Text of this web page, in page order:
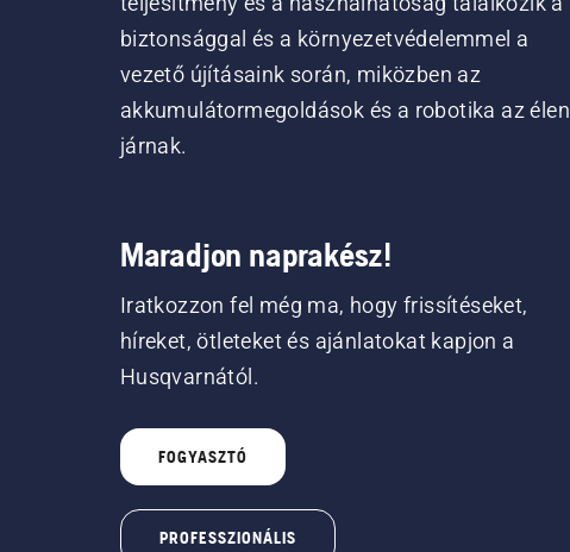
biztonsággal és a környezetvédelemmel a
vezető újításaink során, miközben az
akkumulátormegoldások és a robotika az élen
járnak.
Maradjon naprakész!
Iratkozzon fel még ma, hogy frissítéseket,
híreket, ötleteket és ajánlatokat kapjon a
Husqvarnától.
FOGYASZTÓ
PROFESSZIONÁLIS